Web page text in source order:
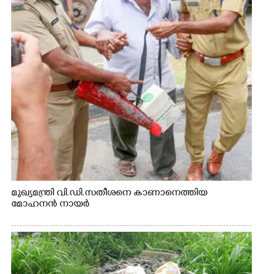
മുഖ്യമന്ത്രി വി.ഡി.സതീശനെ കാണാനെത്തിയ
മോഹനൻ നായർ